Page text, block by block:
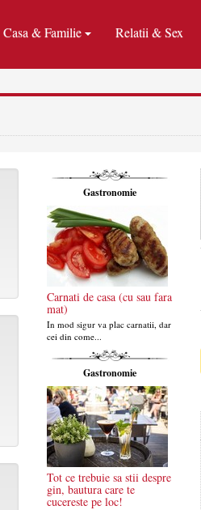
Casa & Familie Relatii & Sex
Gastronomie
Carnati de casa (cu sau fara
mat)
In mod sigur va plac carnatii, dar
cei din come...
Gastronomie
Tot ce trebuie sa stii despre
gin, bautura care te
cucereste pe loc!